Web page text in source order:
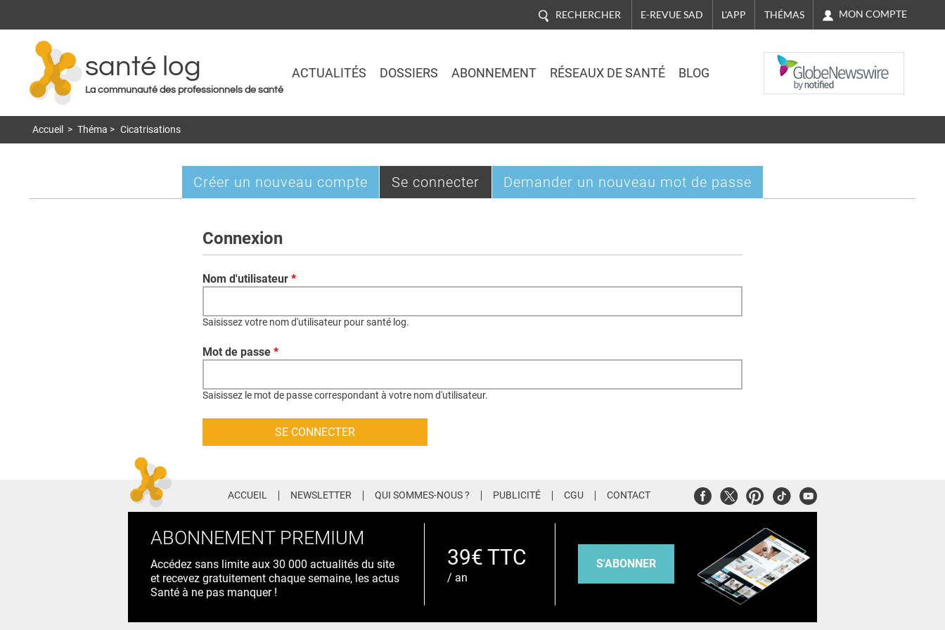
RECHERCHER E-REVUE SAD L'APP THÉMAS MON COMPTE
santé log
La communauté des professionnels de santé
ACTUALITÉS DOSSIERS ABONNEMENT RÉSEAUX DE SANTÉ BLOG
NASDAQ
Accueil > Théma > Cicatrisations
Onglets
Créer un nouveau compte Se connecter (onglet
actif)
Demander un nouveau mot de passe
Connexion
Nom d'utilisateur *
Saisissez votre nom d'utilisateur pour santé log.
Mot de passe *
Saisissez le mot de passe correspondant à votre nom d'utilisateur.
ACCUEIL NEWSLETTER QUI SOMMES-NOUS ? PUBLICITÉ CGU CONTACT FacebookTwitterPinterest
TiktokYoutube
ABONNEMENT PREMIUM
Accédez sans limite aux 30 000 actualités du site
et recevez gratuitement chaque semaine, les actus
Santé à ne pas manquer !
39€ TTC
/ an
S'ABONNER